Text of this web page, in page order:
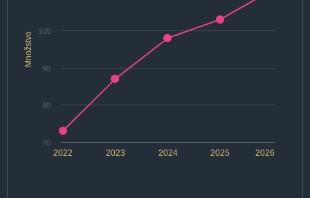
Množstvo
2022 2024 2026
2023 2025
70
80
90
100